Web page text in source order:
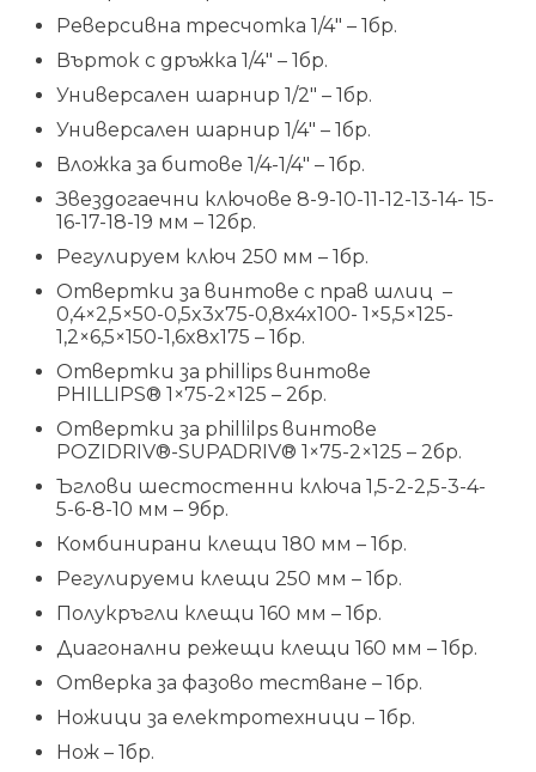
Реверсивна тресчотка 1/4″ – 1бр.
Върток с дръжка 1/4″ – 1бр.
Универсален шарнир 1/2″ – 1бр.
Универсален шарнир 1/4″ – 1бр.
Вложка за битове 1/4-1/4″ – 1бр.
Звездогаечни ключове 8-9-10-11-12-13-14- 15-
16-17-18-19 мм – 12бр.
Регулируем ключ 250 мм – 1бр.
Отвертки за винтове с прав шлиц –
0,4×2,5×50-0,5x3x75-0,8x4x100- 1×5,5×125-
1,2×6,5×150-1,6x8x175 – 1бр.
Отвертки за phillips винтове
PHILLIPS® 1×75-2×125 – 2бр.
Отвертки за phillilps винтове
POZIDRIV®-SUPADRIV® 1×75-2×125 – 2бр.
Ъглови шестостенни ключа 1,5-2-2,5-3-4-
5-6-8-10 мм – 9бр.
Комбинирани клещи 180 мм – 1бр.
Регулируеми клещи 250 мм – 1бр.
Полукръгли клещи 160 мм – 1бр.
Диагонални режещи клещи 160 мм – 1бр.
Отверка за фазово тестване – 1бр.
Ножици за електротехници – 1бр.
Нож – 1бр.